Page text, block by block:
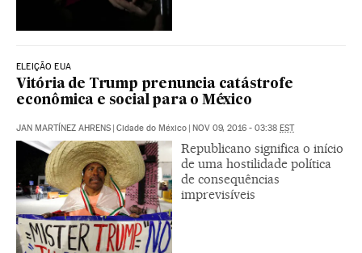
ELEIÇÃO EUA
Vitória de Trump prenuncia catástrofe
econômica e social para o México
JAN MARTÍNEZ AHRENS | Cidade do México | NOV 09, 2016 - 03:38 EST
Republicano significa o início
de uma hostilidade política
de consequências
imprevisíveis